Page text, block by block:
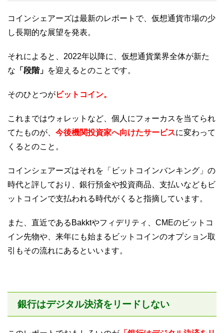
コインシェアーズは最新のレポートで、仮想通貨市場の少
し長期的な展望を発表。
それによると、2022年以降に、仮想通貨業界全体が新た
な 「段階」 を迎えるとのことです。
そのひとつがビットコイン。
これまではウォレットなど、個人にフォーカスを当てられ
てたものが、 今後機関投資家へ向けたサービスに変わって
くるとのこと。
コインシェアーズはそれを「ビットコインバンキング」の
時代と評しており、銀行預金や投資商品、支払いなどもビ
ットコインで支払われる時代がくると指摘しています。
また、直近であるBakktやフィデリティ、CMEのビットコ
イン先物や、来年にも始まるビットコインのオプション取
引もその流れにあるといいます。
銀行はデジタル決済をリードしない